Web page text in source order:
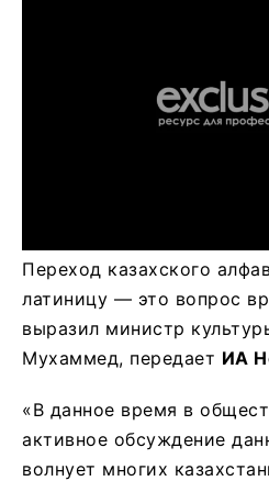
Переход казахского
латиницу — это вопрос
выразил министр
Мухаммед, передает ИА
«В данное время в
активное обсуждение
волнует многих